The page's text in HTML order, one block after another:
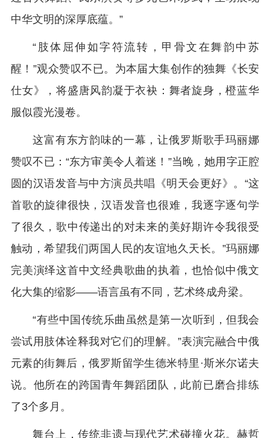
中华文明的深厚底蕴。”
“肢体屈伸如字符流转，甲骨文在舞韵中苏
醒！”观众赞叹不已。为本届大集创作的独舞《长安
仕女》，将盛唐风韵凝于衣袂：舞者旋身，橙蓝华
服似霞光漫卷。
这富有东方韵味的一幕，让俄罗斯歌手玛丽娜
赞叹不已：“东方审美令人着迷！”当晚，她用字正腔
圆的汉语发音与中方演员共唱《明天会更好》。“这
首歌的旋律很快，汉语发音也很难，我逐字逐句学
了很久，歌中传递出的对未来的美好期许令我很受
触动，希望我们两国人民的友谊地久天长。”玛丽娜
完美演绎这首中文经典歌曲的执着，也恰似中俄文
化大集的缩影——语言虽有不同，艺术终成舟梁。
“有些中国传统乐曲虽然是第一次听到，但我会
尝试用肢体诠释我对它们的理解。”表演完融合中俄
元素的街舞后，俄罗斯留学生德米特里·斯米尔诺夫
说。他所在的跨国青年舞蹈团队，此前已磨合排练
了3个多月。
舞台上，传统非遗与现代艺术碰撞火花。赫哲